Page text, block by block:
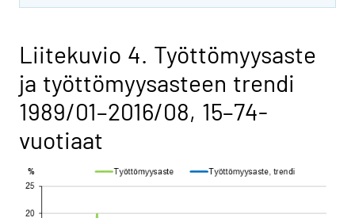
Liitekuvio 4. Työttömyysaste
ja työttömyysasteen trendi
1989/01–2016/08, 15–74-
vuotiaat